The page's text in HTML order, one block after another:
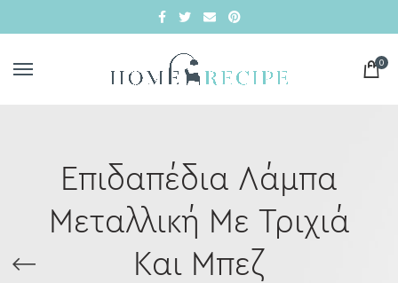
0
Επιδαπέδια Λάμπα
Μεταλλική Με Τριχιά
Και Μπεζ